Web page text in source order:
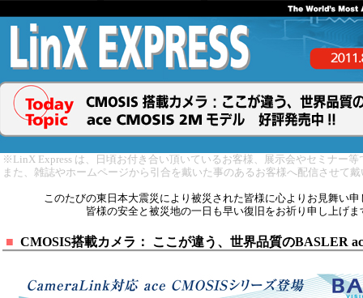
※LinX Express は、日頃お付き合い頂いているお客様、展示会やセミナー等
また、雑誌やホームページから引合を戴いた事のあるお客様へ配信させて
このたびの東日本大震災により被災された皆様に心よりお見舞い申
皆様の安全と被災地の一日も早い復旧をお祈り申し上げま
■ CMOSIS搭載カメラ： ここが違う、世界品質のBASLER